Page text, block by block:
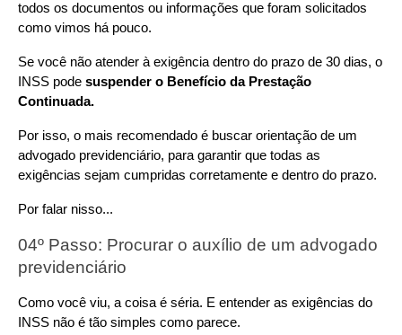
todos os documentos ou informações que foram solicitados
como vimos há pouco.
Se você não atender à exigência dentro do prazo de 30 dias, o
INSS pode suspender o Benefício da Prestação
Continuada.
Por isso, o mais recomendado é buscar orientação de um
advogado previdenciário, para garantir que todas as
exigências sejam cumpridas corretamente e dentro do prazo.
Por falar nisso...
04º Passo: Procurar o auxílio de um advogado
previdenciário
Como você viu, a coisa é séria. E entender as exigências do
INSS não é tão simples como parece.